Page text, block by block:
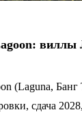
виллы
(Laguna,
сдача